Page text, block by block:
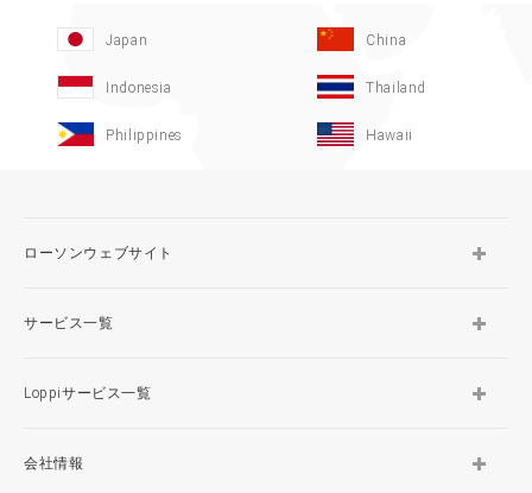
Japan China
Indonesia Thailand
Philippines Hawaii
ローソンウェブサイト
サービス一覧
Loppiサービス一覧
会社情報